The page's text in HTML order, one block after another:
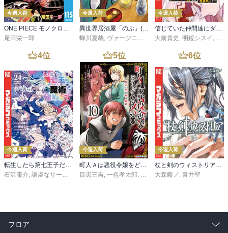
今週入荷
尾田栄一郎
今週入荷
蝉川夏哉 ヴァージニア二等兵 ,転
今週入荷
大前貴史 明鏡シスイ
4位
今週入荷
転生したら第七王子だったので、気ままに魔術を極めます（２４）
石沢庸介, 謙虚なサークル メル。
5位
今週入荷
町人Ａは悪役令嬢をどうしても救いたい ～どぶと空と氷の姫君～１０【電子書店共通特典イラスト付】
目黒三吉, 一色孝太郎, Parum
6位
今週入荷
杖と剣のウィストリア（１６）
大森藤ノ , 青井聖
フロア